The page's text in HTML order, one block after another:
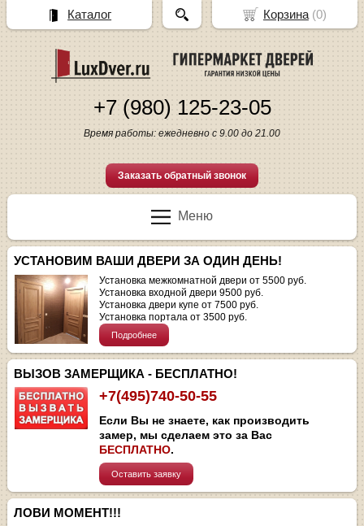
+7 (980) 125-23-05
Время работы: ежедневно с 9.00 до 21.00
Заказать обратный звонок
Меню
УСТАНОВИМ ВАШИ ДВЕРИ ЗА ОДИН ДЕНЬ!
Установка межкомнатной двери от 5500 руб.
Установка входной двери 9500 руб.
Установка двери купе от 7500 руб.
Установка портала от 3500 руб.
Подробнее
ВЫЗОВ ЗАМЕРЩИКА - БЕСПЛАТНО!
+7(495)740-50-55
Если Вы не знаете, как производить
замер, мы сделаем это за Вас
БЕСПЛАТНО.
Оставить заявку
ЛОВИ МОМЕНТ!!!
Корзина(0)
Каталог